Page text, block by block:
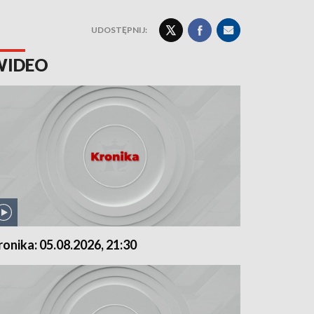
UDOSTĘPNIJ:
05.08.2026, 21:30